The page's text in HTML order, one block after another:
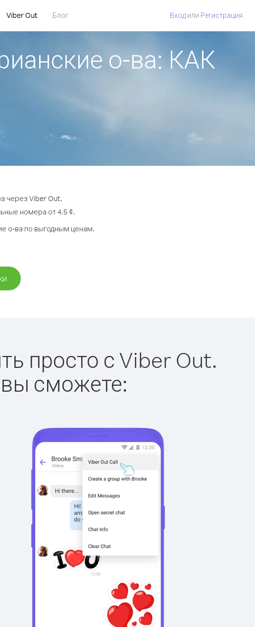
Viber Out Блог Вход или Регистрация
о-ва: КАК
через Viber Out.
номера от 4.5 ¢.
о-ва по выгодным ценам.
просто с Viber Out.
сможете: